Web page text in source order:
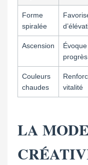
Forme
spiralée
Ascension
Couleurs
chaudes
vitalité
LA